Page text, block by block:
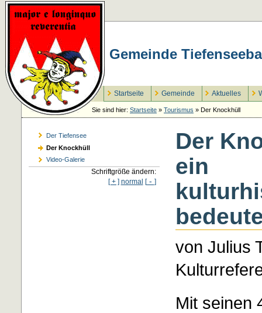
Gemeinde
Startseite Gemeinde Aktuelles
Sie sind hier: Startseite » Tourismus » Der Knockhüll
Der Tiefensee
Der Knockhüll
Video-Galerie
Schriftgröße ändern:
[ + ] normal [- ]
Der
ein
von Julius
Mit seinen